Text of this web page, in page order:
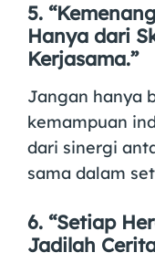
5.
Hanya dari
Kerjasama.”
Jangan hanya
kemampuan
dari sinergi
sama dalam
6. “Setiap
Jadilah